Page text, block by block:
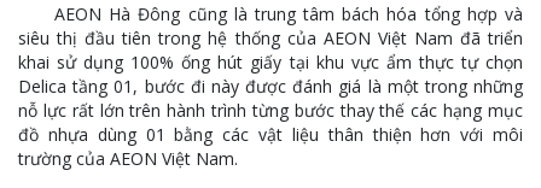
AEON Hà Đông cũng là trung tâm bách hóa tổng hợp và
siêu thị đầu tiên trong hệ thống của AEON Việt Nam đã triển
khai sử dụng 100% ống hút giấy tại khu vực ẩm thực tự chọn
Delica tầng 01, bước đi này được đánh giá là một trong những
nỗ lực rất lớn trên hành trình từng bước thay thế các hạng mục
đồ nhựa dùng 01 bằng các vật liệu thân thiện hơn với môi
trường của AEON Việt Nam.